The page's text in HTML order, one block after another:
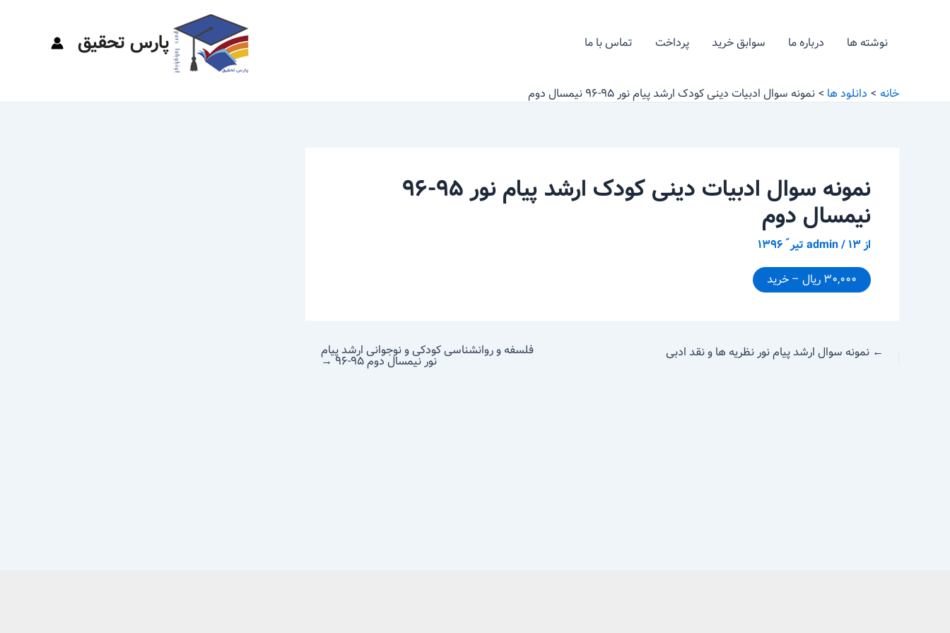
نوشته ها درباره ما سوابق خرید پرداخت تماس با ما پارس تحقیق
خانه دانلود ها نمونه سوال ادبیات دینی کودک ارشد پیام نور ۹۵-۹۶ نیمسال دوم
نمونه سوال ادبیات دینی کودک ارشد پیام نور ۹۵-۹۶
نیمسال دوم
از admin/۱۳ تیر ّ ۱۳۹۶
۳۰,۰۰۰ ریال – خرید
← نمونه سوال ارشد پیام نور نظریه ها و نقد ادبی فلسفه و روانشناسی کودکی و نوجوانی ارشد پیام
نور نیمسال دوم ۹۵-۹۶ →